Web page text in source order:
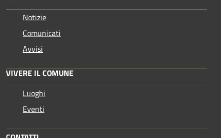
Notizie
Comunicati
Avvisi
VIVERE IL COMUNE
Luoghi
Eventi